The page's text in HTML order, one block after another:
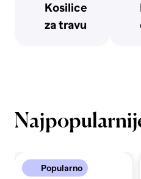
Kosilice
za travu
Popularno